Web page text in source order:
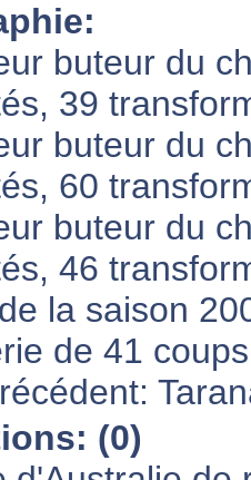
buteur du
39
buteur du
60
buteur du
46
la saison
de 41
(0)